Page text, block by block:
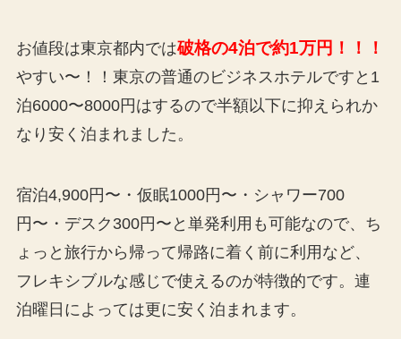
お値段は東京都内では破格の4泊で約1万円！！！
やすい〜！！東京の普通のビジネスホテルですと1
泊6000〜8000円はするので半額以下に抑えられか
なり安く泊まれました。
宿泊4,900円〜・仮眠1000円〜・シャワー700
円〜・デスク300円〜と単発利用も可能なので、ち
ょっと旅行から帰って帰路に着く前に利用など、
フレキシブルな感じで使えるのが特徴的です。連
泊曜日によっては更に安く泊まれます。